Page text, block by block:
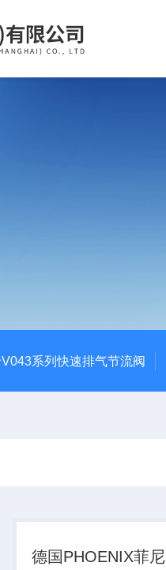
系列快速排气节流阀
德国PHOENIX菲尼